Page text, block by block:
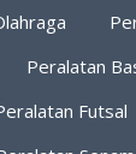
Peralatan
Futsal